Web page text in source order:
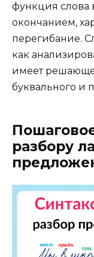
функция слова
окончанием,
перегибание.
как
имеет
буквального и
разбору